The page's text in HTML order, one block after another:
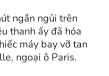
ngắn ngủi trên
thanh ấy đã hóa
máy bay vỡ tan
ngoại ô Paris.